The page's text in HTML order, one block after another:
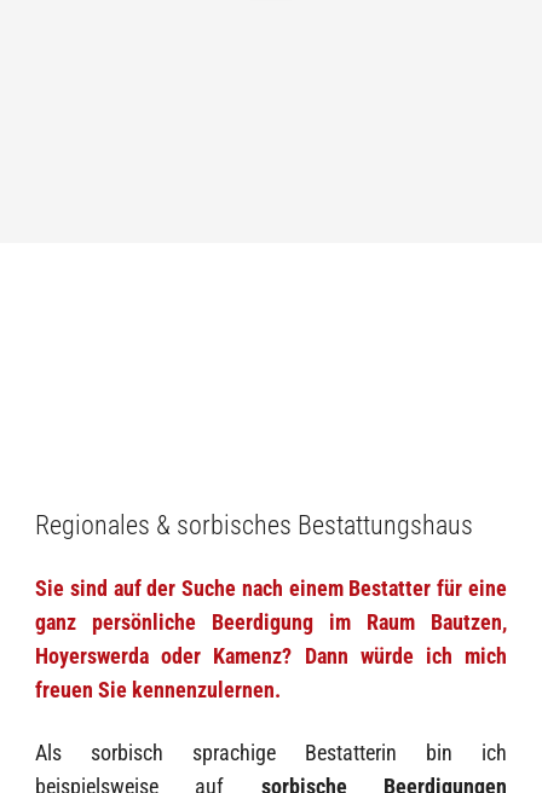
Regionales & sorbisches Bestattungshaus
Sie sind auf der Suche nach einem Bestatter für eine
ganz persönliche Beerdigung im Raum Bautzen,
Hoyerswerda oder Kamenz? Dann würde ich mich
freuen Sie kennenzulernen.
Als sorbisch sprachige Bestatterin bin ich
beispielsweise auf sorbische Beerdigungen